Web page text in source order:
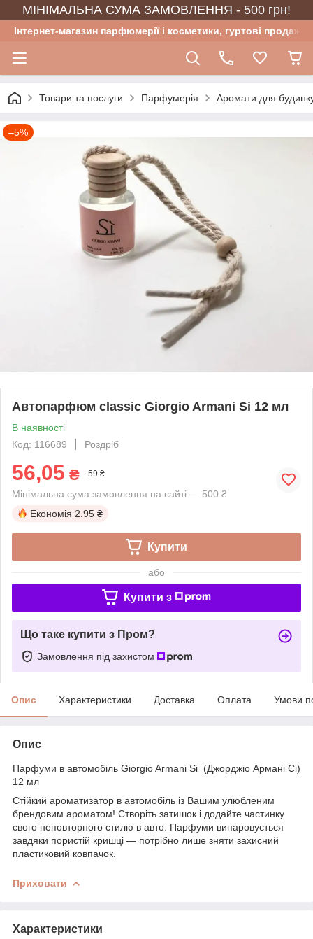
МІНІМАЛЬНА СУМА ЗАМОВЛЕННЯ - 500 грн!
Інтернет-магазин парфюмерії і косметики, гуртові продажі
Товари та послуги Парфумерія Аромати для
–5%
Автопарфюм classic Giorgio Armani Si 12 мл
В наявності
Код: 116689
Роздріб
56,05 ₴ 59 ₴
Мінімальна сума замовлення на сайті — 500 ₴
Економія 2.95 ₴
Купити
або
Купити з
Що таке купити з Пром?
Замовлення під захистом
Опис Характеристики Доставка Оплата Умови
Опис
Парфуми в автомобіль Giorgio Armani Si (Джорджіо Армані Сі)
12 мл
Стійкий ароматизатор в автомобіль із Вашим улюбленим
брендовим ароматом! Створіть затишок і додайте частинку
свого неповторного стилю в авто. Парфуми випаровується
завдяки пористій кришці — потрібно лише зняти захисний
пластиковий ковпачок.
Приховати
Характеристики